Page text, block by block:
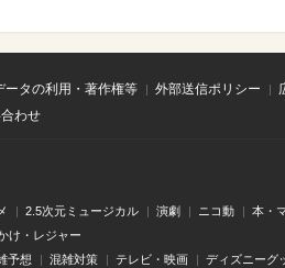
ータの利用・著作権等 外部送信ポリシー
わせ
2.5次元ミュージカル 演劇 ニコ動 本・
け・レジャー
予想 混雑対策 テレビ・映画 ディズニーグ